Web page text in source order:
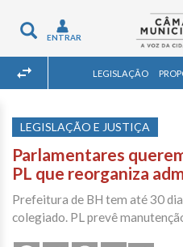
Toggle
navigation
ENTRAR
LEGISLAÇÃO
LEGISLAÇÃO E JUSTIÇA
Parlamentares
PL que reorganiza
Prefeitura de BH tem até 30
colegiado. PL prevê